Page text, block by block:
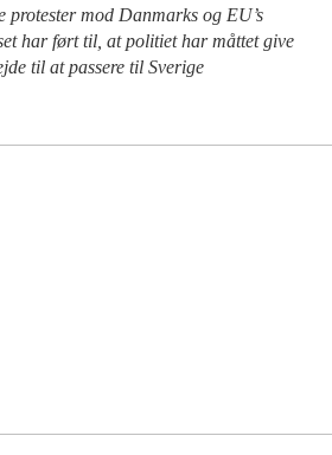
protester mod Danmarks og EU’s
har ført til, at politiet har måttet give
til at passere til Sverige